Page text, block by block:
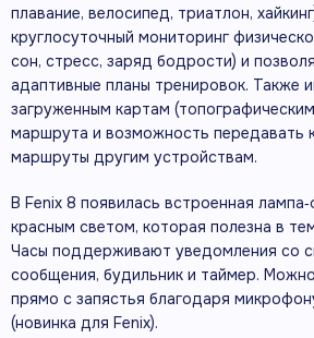
плавание, велосипед, триатлон,
круглосуточный мониторинг
сон, стресс, заряд бодрости) и
адаптивные планы тренировок. Также
загруженным картам
маршрута и возможность передавать
маршруты другим устройствам.
В Fenix 8 появилась встроенная
красным светом, которая полезна в
Часы поддерживают уведомления со
сообщения, будильник и таймер.
прямо с запястья благодаря
(новинка для Fenix).